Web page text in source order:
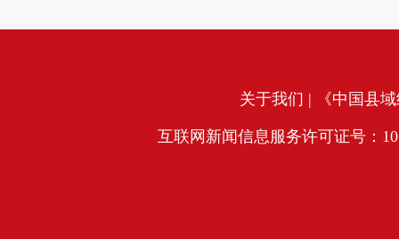
关于我们 | 《中国县
互联网新闻信息服务许可证号：